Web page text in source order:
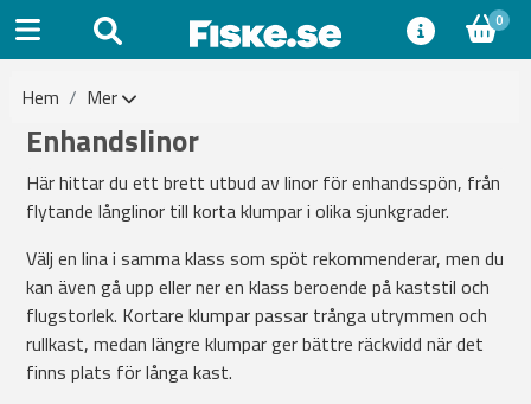
0
Hem Mer
Enhandslinor
Här hittar du ett brett utbud av linor för enhandsspön, från
flytande långlinor till korta klumpar i olika sjunkgrader.
Välj en lina i samma klass som spöt rekommenderar, men du
kan även gå upp eller ner en klass beroende på kaststil och
flugstorlek. Kortare klumpar passar trånga utrymmen och
rullkast, medan längre klumpar ger bättre räckvidd när det
finns plats för långa kast.